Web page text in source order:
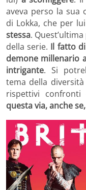
aveva perso la sua
di Lokka, che per
stessa.
della serie. Il fatto
demone millenario
intrigante. Si
tema della
rispettivi
questa via, anche